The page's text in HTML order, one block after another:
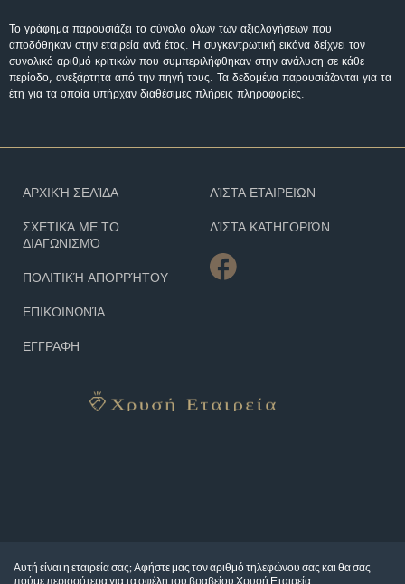
Το γράφημα παρουσιάζει το σύνολο όλων των αξιολογήσεων που
αποδόθηκαν στην εταιρεία ανά έτος. Η συγκεντρωτική εικόνα δείχνει τον
συνολικό αριθμό κριτικών που συμπεριλήφθηκαν στην ανάλυση σε κάθε
περίοδο, ανεξάρτητα από την πηγή τους. Τα δεδομένα παρουσιάζονται για τα
έτη για τα οποία υπήρχαν διαθέσιμες πλήρεις πληροφορίες.
Αυτή είναι η εταιρεία σας; Αφήστε μας τον αριθμό τηλεφώνου σας και θα σας
πούμε περισσότερα για ταοφέλη του βραβείου Χρυσή Εταιρεία
ΑΡΧΙΚΉ ΣΕΛΊΔΑ
ΣΧΕΤΙΚΆ ΜΕ ΤΟ
ΔΙΑΓΩΝΙΣΜΌ
ΠΟΛΙΤΙΚΉ ΑΠΟΡΡΉΤΟΥ
ΕΠΙΚΟΙΝΩΝΊΑ
ΕΓΓΡΑΦΗ
ΛΊΣΤΑ ΕΤΑΙΡΕΙΏΝ
ΛΊΣΤΑ ΚΑΤΗΓΟΡΙΏΝ